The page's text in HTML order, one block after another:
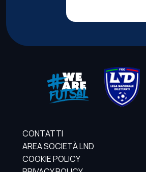
CONTATTI
AREA SOCIETÀ LND
COOKIE POLICY